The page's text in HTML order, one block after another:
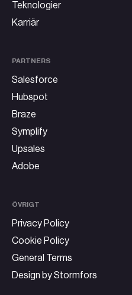
Teknologier
Karriär
PARTNERS
Salesforce
Hubspot
Braze
Symplify
Upsales
Adobe
ÖVRIGT
Privacy Policy
Cookie Policy
General Terms
Design by Stormfors